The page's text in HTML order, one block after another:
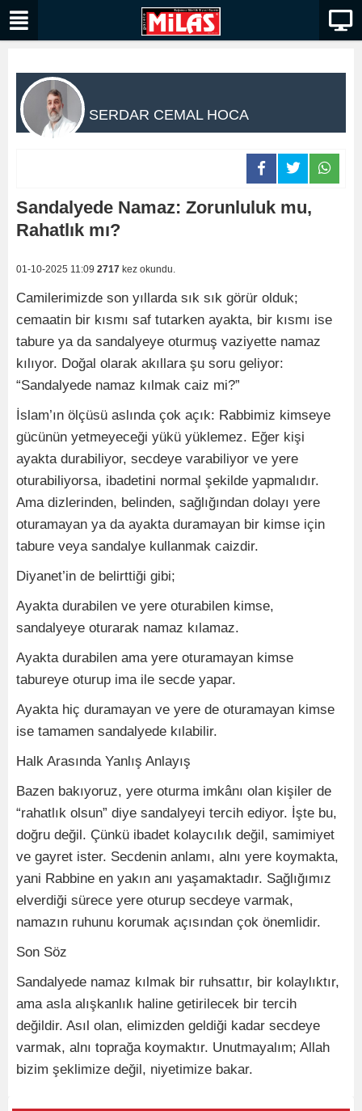
SERDAR CEMAL HOCA
Sandalyede Namaz: Zorunluluk mu,
Rahatlık mı?
01-10-2025 11:09 2717 kez okundu.
Camilerimizde son yıllarda sık sık görür olduk;
cemaatin bir kısmı saf tutarken ayakta, bir kısmı ise
tabure ya da sandalyeye oturmuş vaziyette namaz
kılıyor. Doğal olarak akıllara şu soru geliyor:
“Sandalyede namaz kılmak caiz mi?”
İslam’ın ölçüsü aslında çok açık: Rabbimiz kimseye
gücünün yetmeyeceği yükü yüklemez. Eğer kişi
ayakta durabiliyor, secdeye varabiliyor ve yere
oturabiliyorsa, ibadetini normal şekilde yapmalıdır.
Ama dizlerinden, belinden, sağlığından dolayı yere
oturamayan ya da ayakta duramayan bir kimse için
tabure veya sandalye kullanmak caizdir.
Diyanet’in de belirttiği gibi;
Ayakta durabilen ve yere oturabilen kimse,
sandalyeye oturarak namaz kılamaz.
Ayakta durabilen ama yere oturamayan kimse
tabureye oturup ima ile secde yapar.
Ayakta hiç duramayan ve yere de oturamayan kimse
ise tamamen sandalyede kılabilir.
Halk Arasında Yanlış Anlayış
Bazen bakıyoruz, yere oturma imkânı olan kişiler de
“rahatlık olsun” diye sandalyeyi tercih ediyor. İşte bu,
doğru değil. Çünkü ibadet kolaycılık değil, samimiyet
ve gayret ister. Secdenin anlamı, alnı yere koymakta,
yani Rabbine en yakın anı yaşamaktadır. Sağlığımız
elverdiği sürece yere oturup secdeye varmak,
namazın ruhunu korumak açısından çok önemlidir.
Son Söz
Sandalyede namaz kılmak bir ruhsattır, bir kolaylıktır,
ama asla alışkanlık haline getirilecek bir tercih
değildir. Asıl olan, elimizden geldiği kadar secdeye
varmak, alnı toprağa koymaktır. Unutmayalım; Allah
bizim şeklimize değil, niyetimize bakar.